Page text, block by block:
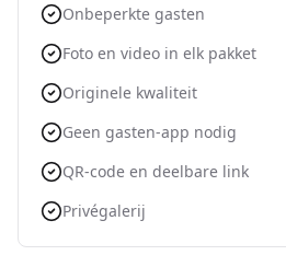
Onbeperkte gasten
Foto en video in elk pakket
Originele kwaliteit
Geen gasten-app nodig
QR-code en deelbare link
Privégalerij